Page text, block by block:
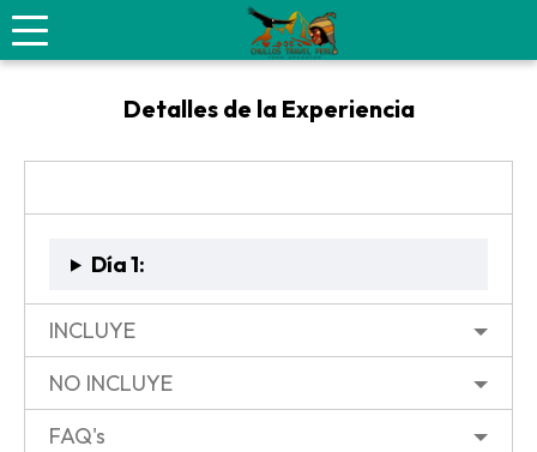
Laguna de Llanganuco
Detalles de la Experiencia
Día 1:
INCLUYE
NO INCLUYE
FAQ's